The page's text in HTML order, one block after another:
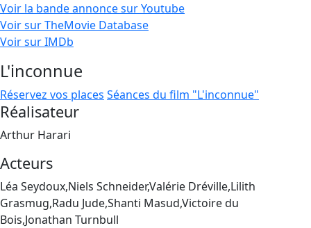
Voir la bande annonce sur Youtube
Voir sur TheMovie Database
Voir sur IMDb
L'inconnue
Réservez vos places Séances du film "L'inconnue"
Réalisateur
Arthur Harari
Acteurs
Léa Seydoux,Niels Schneider,Valérie Dréville,Lilith
Grasmug,Radu Jude,Shanti Masud,Victoire du
Bois,Jonathan Turnbull